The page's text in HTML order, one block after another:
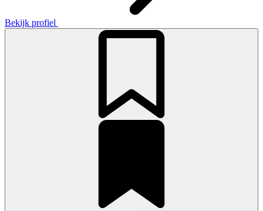
Bekijk profiel